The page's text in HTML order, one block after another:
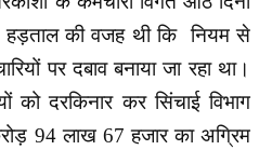
की वजह थी कि नियम से
पर दबाव बनाया जा रहा था।
को दरकिनार कर सिंचाई विभाग
94 लाख 67 हजार का अग्रिम